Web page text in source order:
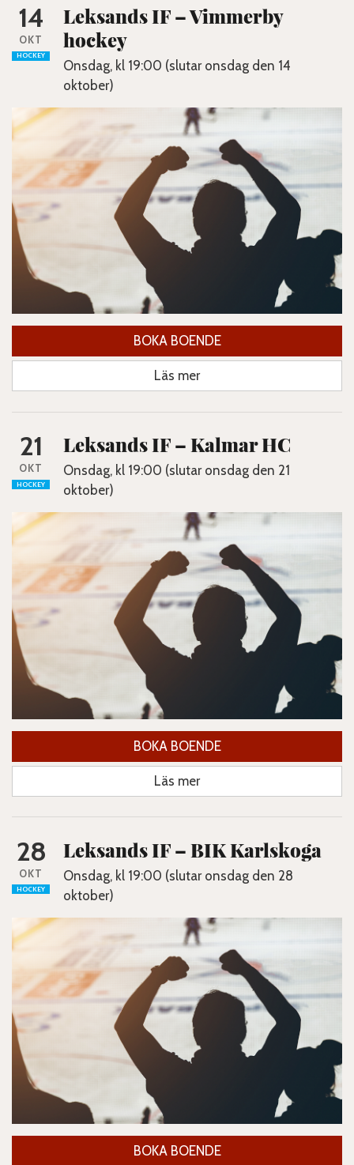
14
OKT
HOCKEY
Leksands IF – Vimmerby
hockey
Onsdag, kl 19:00 (slutar onsdag den 14
oktober)
BOKA BOENDE
Läs mer
21
OKT
HOCKEY
Leksands IF – Kalmar HC
Onsdag, kl 19:00 (slutar onsdag den 21
oktober)
BOKA BOENDE
Läs mer
28
OKT
HOCKEY
Leksands IF – BIK Karlskoga
Onsdag, kl 19:00 (slutar onsdag den 28
oktober)
BOKA BOENDE